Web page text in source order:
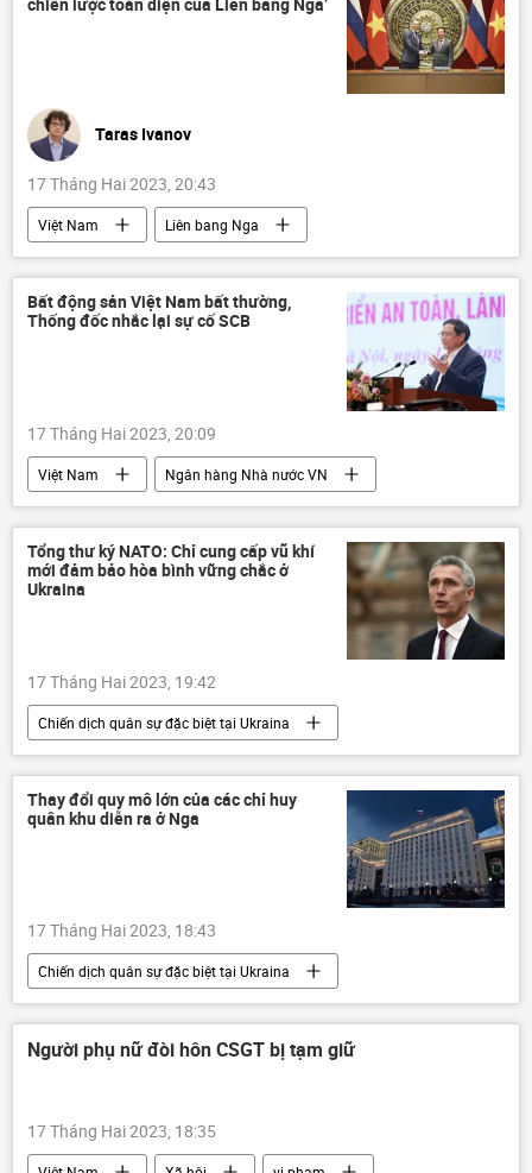
chiến lược toàn diện của Liên bang Nga’
Taras Ivanov
17 Tháng Hai 2023, 20:43
Việt Nam
Liên bang Nga
Hợp tác Nga-Việt
Hội đồng Liên bang Nga
Quốc hội Việt Nam
chuyến thăm
Quan điểm-Ý kiến
Tác giả
Bất động sản Việt Nam bất thường,
Thống đốc nhắc lại sự cố SCB
17 Tháng Hai 2023, 20:09
Việt Nam
Ngân hàng Nhà nước VN
bất động sản
Phạm Minh Chính
Kinh tế
Tổng thư ký NATO: Chỉ cung cấp vũ khí
mới đảm bảo hòa bình vững chắc ở
Ukraina
17 Tháng Hai 2023, 19:42
Chiến dịch quân sự đặc biệt tại Ukraina
Cuộc khủng hoảng ở Ukraina
Ukraina
viện trợ quân sự
xung đột quân sự
Jens Stoltenberg
Thay đổi quy mô lớn của các chỉ huy
quân khu diễn ra ở Nga
17 Tháng Hai 2023, 18:43
Chiến dịch quân sự đặc biệt tại Ukraina
Thế giới
Ukraina
Cuộc khủng hoảng ở Ukraina
Nga
Người phụ nữ đòi hôn CSGT bị tạm giữ
17 Tháng Hai 2023, 18:35